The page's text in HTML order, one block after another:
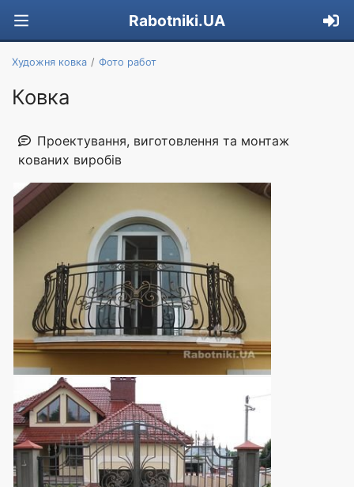
Rabotniki.UA
Художня ковка Фото работ
Ковка
Проектування, виготовлення та монтаж
кованих виробів